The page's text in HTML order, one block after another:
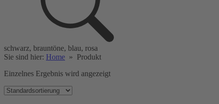
schwarz, brauntöne, blau, rosa
Sie sind hier: Home » Produkt
Einzelnes Ergebnis wird angezeigt